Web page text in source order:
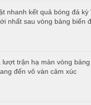
nhanh kết quả bóng đá kỳ
nhất sau vòng bảng biến
lượt trận hạ màn vòng
đến vô vàn cảm xúc